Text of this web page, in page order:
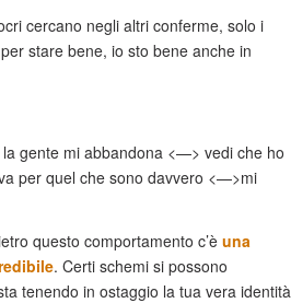
cercano negli altri conferme, solo i
stare bene, io sto bene anche in
gente mi abbandona <—> vedi che ho
per quel che sono davvero <—>mi
questo comportamento c’èuna
. Certi schemi si possono
tenendo in ostaggio la tua vera identità